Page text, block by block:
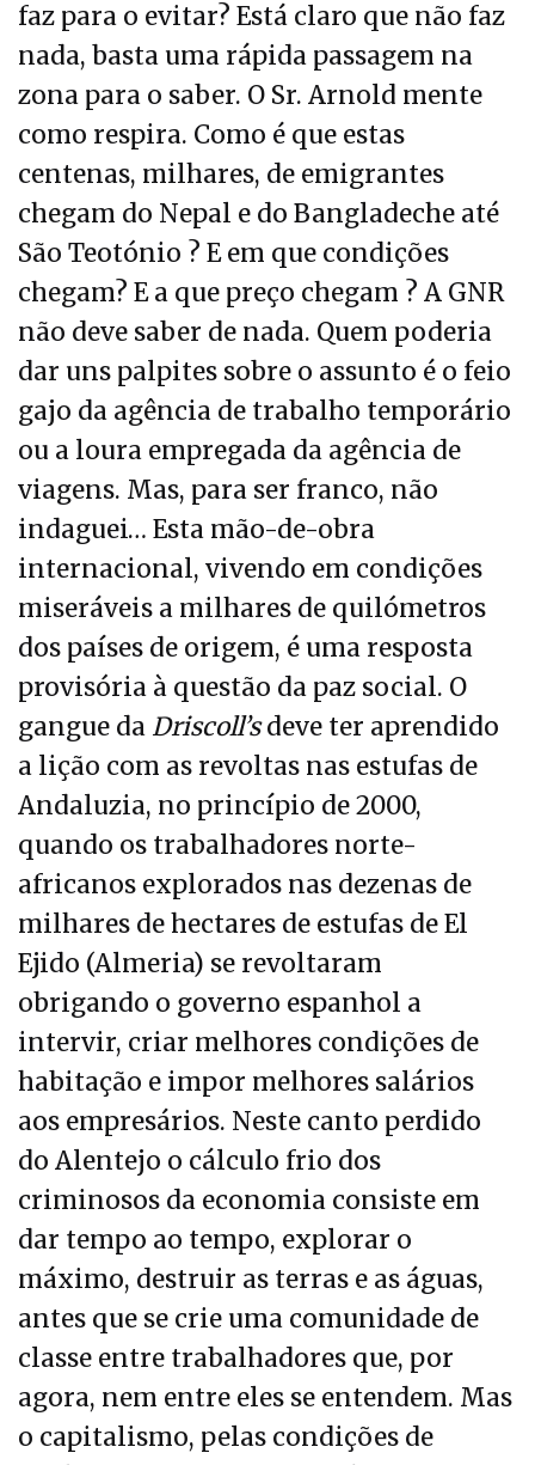
faz para o evitar? Está claro que não faz
nada, basta uma rápida passagem na
zona para o saber. O Sr. Arnold mente
como respira. Como é que estas
centenas, milhares, de emigrantes
chegam do Nepal e do Bangladeche até
São Teotónio ? E em que condições
chegam? E a que preço chegam ? A GNR
não deve saber de nada. Quem poderia
dar uns palpites sobre o assunto é o feio
gajo da agência de trabalho temporário
ou a loura empregada da agência de
viagens. Mas, para ser franco, não
indaguei… Esta mão-de-obra
internacional, vivendo em condições
miseráveis a milhares de quilómetros
dos países de origem, é uma resposta
provisória à questão da paz social. O
gangue da Driscoll’sdeve ter aprendido
a lição com as revoltas nas estufas de
Andaluzia, no princípio de 2000,
quando os trabalhadores norte-
africanos explorados nas dezenas de
milhares de hectares de estufas de El
Ejido (Almeria) se revoltaram
obrigando o governo espanhol a
intervir, criar melhores condições de
habitação e impor melhores salários
aos empresários. Neste canto perdido
do Alentejo o cálculo frio dos
criminosos da economia consiste em
dar tempo ao tempo, explorar o
máximo, destruir as terras e as águas,
antes que se crie uma comunidade de
classe entre trabalhadores que, por
agora, nem entre eles se entendem. Mas
o capitalismo, pelas condições de